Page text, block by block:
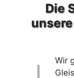
Die
Wir